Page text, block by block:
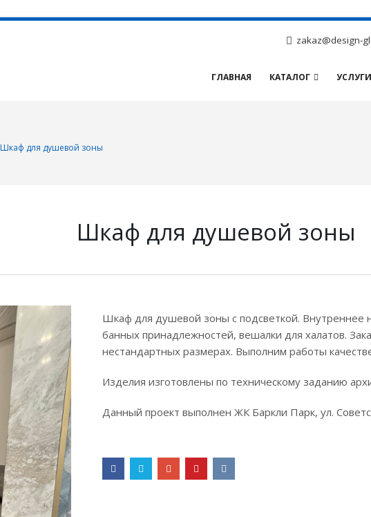
zakaz@design-
ГЛАВНАЯ КАТАЛОГ УСЛУГИ
Шкаф для душевой зоны
Шкаф для душевой зоны
Шкаф для душевой зоны с подсветкой. Внутреннее
банных принадлежностей, вешалки для халатов.
нестандартных размерах. Выполним работы
Изделия изготовлены по техническому заданию
Данный проект выполнен ЖК Баркли Парк, ул.